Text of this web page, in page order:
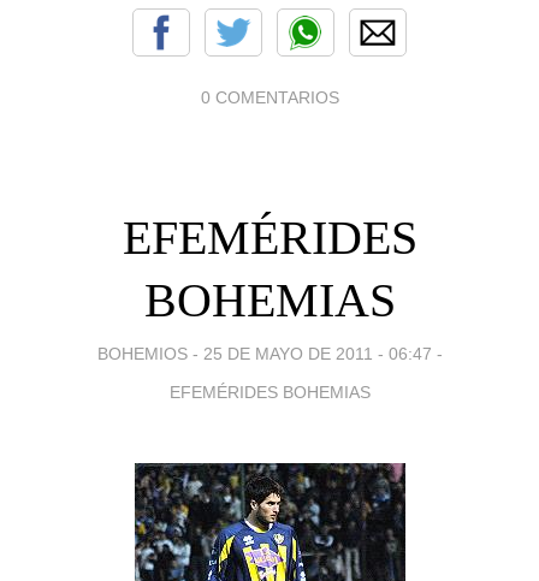
0 COMENTARIOS
EFEMÉRIDES
BOHEMIAS
BOHEMIOS - 25 DE MAYO DE 2011 - 06:47 -
EFEMÉRIDES BOHEMIAS